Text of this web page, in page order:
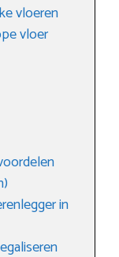
vloeren
vloer
in